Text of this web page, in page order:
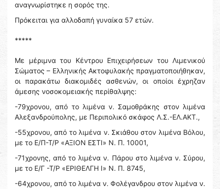
αναγνωρίστηκε η σορός της.
Πρόκειται για αλλοδαπή γυναίκα 57 ετών.
*****
Με μέριμνα του Κέντρου Επιχειρήσεων του Λιμενικού
Σώματος – Ελληνικής Ακτοφυλακής πραγματοποιήθηκαν,
οι παρακάτω διακομιδές ασθενών, οι οποίοι έχρηζαν
άμεσης νοσοκομειακής περίθαλψης:
-79χρονου, από το λιμένα ν. Σαμοθράκης στον λιμένα
Αλεξανδρούπολης, με Περιπολικό σκάφος Λ.Σ.-ΕΛ.ΑΚΤ.,
-55χρονου, από το λιμένα ν. Σκιάθου στον λιμένα Βόλου,
με το Ε/Π-Τ/Ρ «ΑΞΙΟΝ ΕΣΤΙ» Ν. Π. 10001,
-71χρονης, από το λιμένα ν. Πάρου στο λιμένα ν. Σύρου,
με το Ε/Γ -Τ/Ρ «ΕΡΙΘΕΛΓΗ Ι» Ν. Π. 8745,
-64χρονου, από το λιμένα ν. Φολέγανδρου στον λιμένα ν.